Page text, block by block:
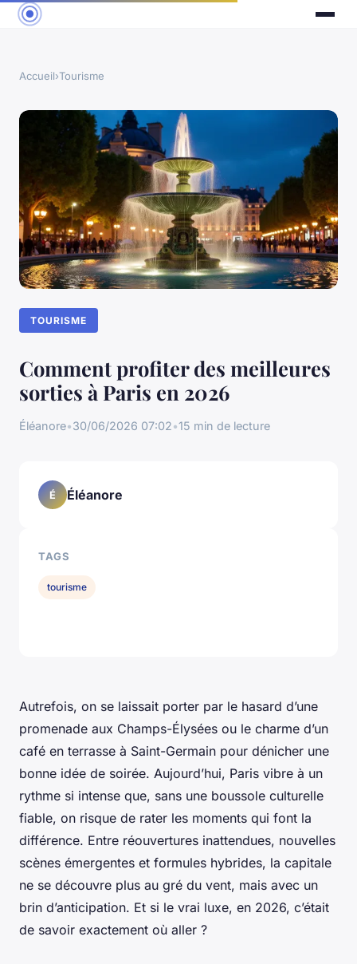
Accueil›Tourisme
TOURISME
Comment profiter des meilleures
sorties à Paris en 2026
Éléanore•30/06/2026 07:02•15 min de lecture
Autrefois, on se laissait porter par le hasard d’une
promenade aux Champs-Élysées ou le charme d’un
café en terrasse à Saint-Germain pour dénicher une
bonne idée de soirée. Aujourd’hui, Paris vibre à un
rythme si intense que, sans une boussole culturelle
fiable, on risque de rater les moments qui font la
différence. Entre réouvertures inattendues, nouvelles
scènes émergentes et formules hybrides, la capitale
ne se découvre plus au gré du vent, mais avec un
brin d’anticipation. Et si le vrai luxe, en 2026, c’était
de savoir exactement où aller ?
É Éléanore
TAGS
tourisme